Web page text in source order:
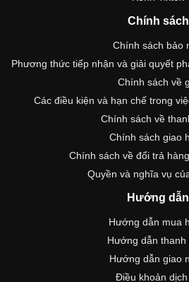
Chính sách
Chính sách bảo
Phương thức tiếp nhận và giải quyết
Chính sách về
Các điều kiện và hạn chế trong
Chính sách về
Chính sách giao
Chính sách về đổi trả
Quyền và nghĩa vụ
Hướng dẫn
Hướng dẫn mua
Hướng dẫn thanh
Hướng dẫn giao
Điều khoản dịch